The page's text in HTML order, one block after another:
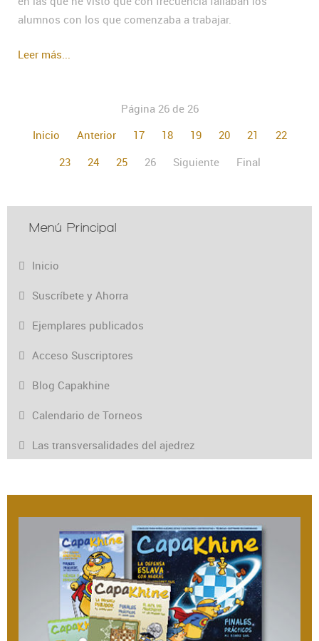
alumnos con los que comenzaba a trabajar.
Leer más...
Página 26 de 26
Inicio
Anterior 17 18 19 20 21
22
23
24 25 26 Siguiente Final
Menú Principal
Inicio
Suscríbete y Ahorra
Ejemplares publicados
Acceso Suscriptores
Blog Capakhine
Calendario de Torneos
Las transversalidades del ajedrez